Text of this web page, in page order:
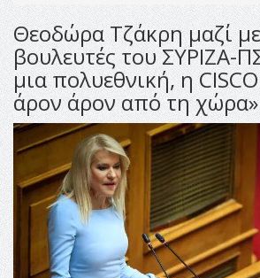
Θεοδώρα Τζάκρη μαζί
βουλευτές του ΣΥΡΙΖΑ-
μια πολυεθνική, η
άρον άρον από τη χώρα»